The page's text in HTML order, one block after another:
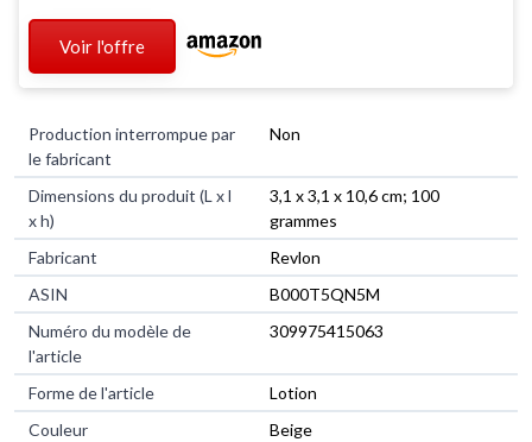
Voir l'offre
Production interrompue par
le fabricant
Non
Dimensions du produit (L x l
x h)
3,1 x 3,1 x 10,6 cm; 100
grammes
Fabricant
Revlon
ASIN
B000T5QN5M
Numéro du modèle de
l'article
309975415063
Forme de l'article
Lotion
Couleur
Beige